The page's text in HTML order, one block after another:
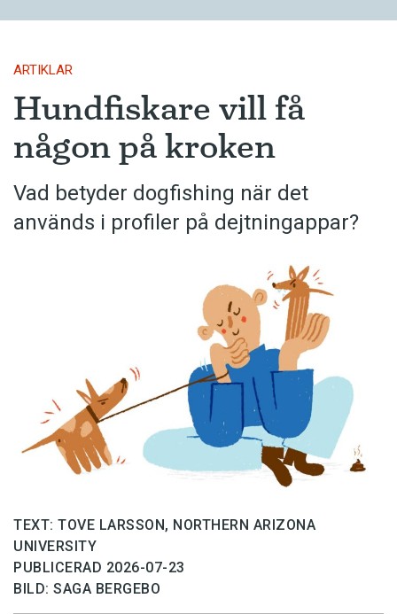
ARTIKLAR
Hundfiskare vill få
någon på kroken
Vad betyder dogfishing när det
används i profiler på dejtningappar?
TEXT: TOVE LARSSON, NORTHERN ARIZONA
UNIVERSITY
PUBLICERAD 2026-07-23
BILD: SAGA BERGEBO